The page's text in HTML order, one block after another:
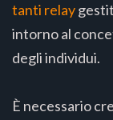
tanti relay
intorno al
degli individui.
È necessario